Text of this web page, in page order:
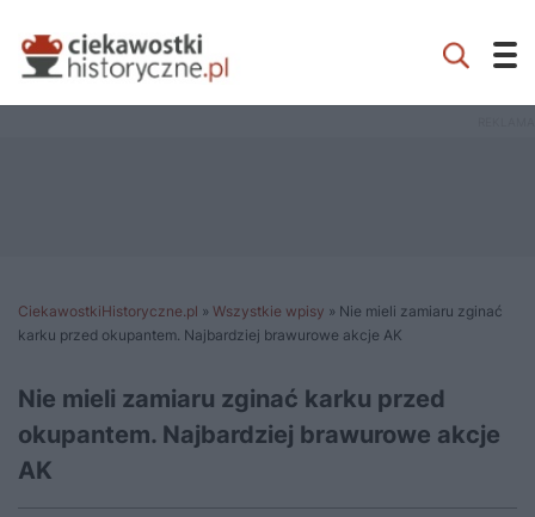
CiekawostkiHistoryczne.pl » Wszystkie wpisy » Nie mieli zamiaru zginać
karku przed okupantem. Najbardziej brawurowe akcje AK
Nie mieli zamiaru zginać karku przed
okupantem. Najbardziej brawurowe akcje
AK